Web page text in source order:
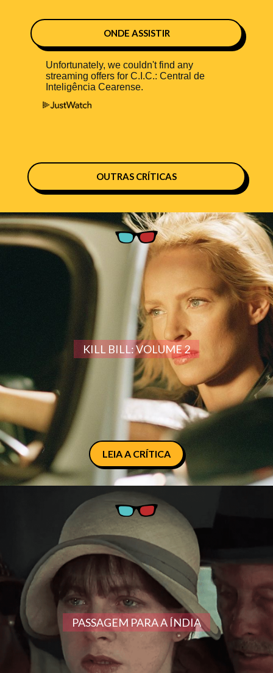
ONDE ASSISTIR
OUTRAS CRÍTICAS
KILL BILL: VOLUME 2
LEIA A CRÍTICA
PASSAGEM PARA A ÍNDIA